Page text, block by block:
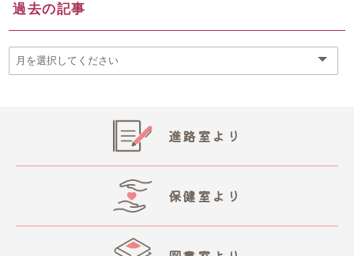
過去の記事
進路室より
保健室より